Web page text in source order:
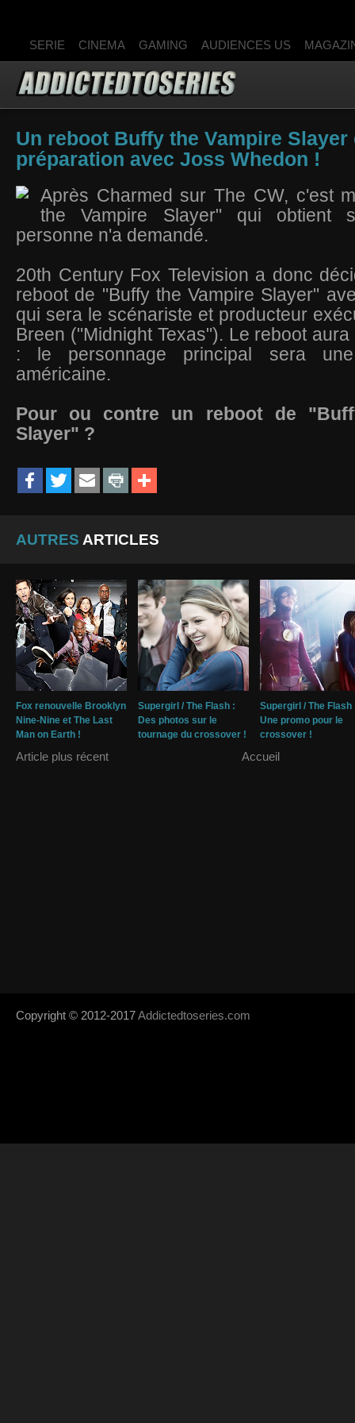
SERIE CINEMA GAMING AUDIENCES US
Un reboot Buffy the Vampire Slayer
préparation avec Joss Whedon !
Après Charmed sur The CW, c'est
the Vampire Slayer" qui obtient
personne n'a demandé.
20th Century Fox Television a donc
reboot de "Buffy the Vampire Slayer"
qui sera le scénariste et producteur
Breen ("Midnight Texas"). Le reboot
: le personnage principal sera
américaine.
Pour ou contre un reboot de
Slayer" ?
AUTRES ARTICLES
Fox renouvelle Brooklyn
Nine-Nine et The Last
Man on Earth !
Supergirl / The Flash :
Des photos sur le
tournage du crossover !
Supergirl / The Flash
Une promo pour le
crossover !
Article plus récent Accueil
Copyright © 2012-2017Addictedtoseries.com